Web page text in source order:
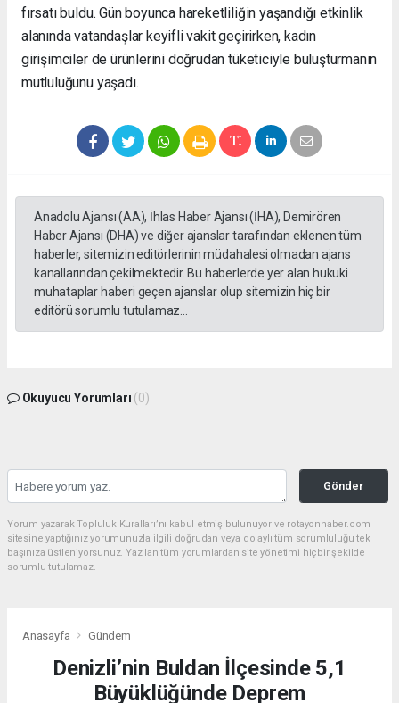
fırsatı buldu. Gün boyunca hareketliliğin yaşandığı etkinlik
alanında vatandaşlar keyifli vakit geçirirken, kadın
girişimciler de ürünlerini doğrudan tüketiciyle buluşturmanın
mutluluğunu yaşadı.
Anadolu Ajansı (AA), İhlas Haber Ajansı (İHA), Demirören
Haber Ajansı (DHA) ve diğer ajanslar tarafından eklenen tüm
haberler, sitemizin editörlerinin müdahalesi olmadan ajans
kanallarından çekilmektedir. Bu haberlerde yer alan hukuki
muhataplar haberi geçen ajanslar olup sitemizin hiç bir
editörü sorumlu tutulamaz...
Okuyucu Yorumları (0)
Gönder
Yorum yazarak Topluluk Kuralları’nı kabul etmiş bulunuyor ve rotayonhaber.com
sitesine yaptığınız yorumunuzla ilgili doğrudan veya dolaylı tüm sorumluluğu tek
başınıza üstleniyorsunuz. Yazılan tüm yorumlardan site yönetimi hiçbir şekilde
sorumlu tutulamaz.
Anasayfa Gündem
Denizli’nin Buldan İlçesinde 5,1
Büyüklüğünde Deprem